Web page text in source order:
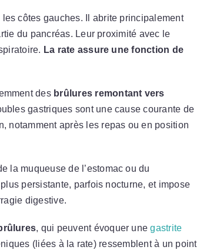
côtes gauches. Il abrite principalement
du pancréas. Leur proximité avec le
La rate assure une fonction de
des brûlures remontant vers
gastriques sont une cause courante de
notamment après les repas ou en position
la muqueuse de l’estomac ou du
persistante, parfois nocturne, et impose
digestive.
, qui peuvent évoquer unegastrite
(liées à la rate) ressemblent à un point